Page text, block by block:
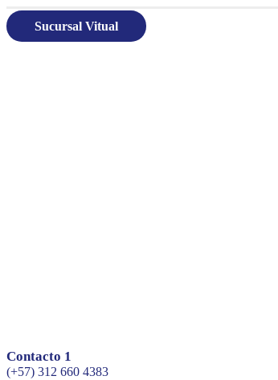
Sucursal Vitual
Contacto 1
(+57) 312 660 4383